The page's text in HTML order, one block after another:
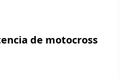
de motocross